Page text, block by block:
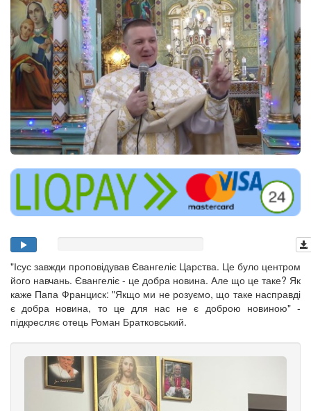
"Ісус завжди проповідував Євангеліє Царства. Це було центром
його навчань. Євангеліє - це добра новина. Але що це таке? Як
каже Папа Франциск: "Якщо ми не розуємо, що таке насправді
є добра новина, то це для нас не є доброю новиною" -
підкресляє отець Роман Братковський.